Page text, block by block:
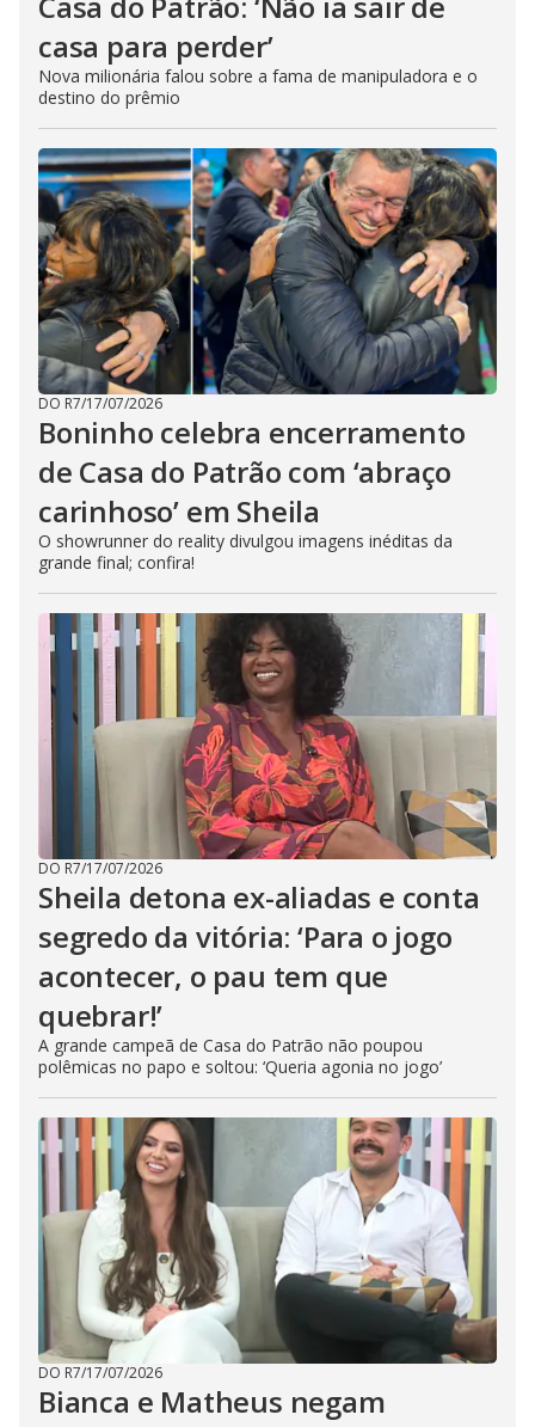
casa para perder’
Nova milionária falou sobre a fama de manipuladora e o
destino do prêmio
DO R7/17/07/2026
Boninho celebra encerramento
de Casa do Patrão com ‘abraço
carinhoso’ em Sheila
O showrunner do reality divulgou imagens inéditas da
grande final; confira!
DO R7/17/07/2026
Sheila detona ex-aliadas e conta
segredo da vitória: ‘Para o jogo
acontecer, o pau tem que
quebrar!’
A grande campeã de Casa do Patrão não poupou
polêmicas no papo e soltou: ‘Queria agonia no jogo’
DO R7/17/07/2026
Bianca e Matheus negam